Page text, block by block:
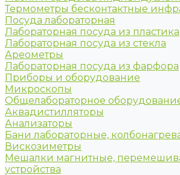
Термометры бесконтактные
Посуда лабораторная
Лабораторная посуда из пластика
Лабораторная посуда из стекла
Ареометры
Лабораторная посуда из фарфора
Приборы и оборудование
Микроскопы
Общелабораторное
Аквадистилляторы
Анализаторы
Бани лабораторные,
Вискозиметры
Мешалки магнитные,
устройства